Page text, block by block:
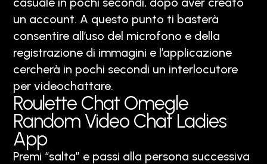
un account. A questo punto ti basterà
consentire all’uso del microfono e della
registrazione di immagini e l’applicazione
cercherà in pochi secondi un interlocutore
per videochattare.
Roulette Chat Omegle
Random Video Chat Ladies
App
Premi “salta” e passi alla persona successiva